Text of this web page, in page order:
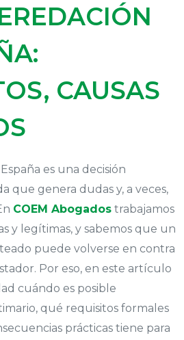
CAUSAS
es una decisión
que genera dudas y, a veces,
COEM Abogados trabajamos
y legítimas, y sabemos que un
puede volverse en contra
Por eso, en este artículo
cuándo es posible
qué requisitos formales
prácticas tiene para